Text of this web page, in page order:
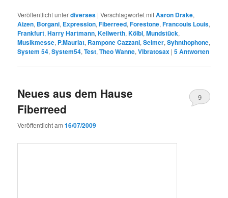
Veröffentlicht unterdiverses |Verschlagwortet mitAaron Drake,
Aizen, Borgani, Expression,Fiberreed,Forestone,Francouis Louis,
Frankfurt,Harry Hartmann,Keilwerth,Kölbl,Mundstück,
Musikmesse, P.Mauriat, Rampone Cazzani,Selmer,Syhnthophone,
System 54,System54,Test,Theo Wanne,Vibratosax |5Antworten
Neues aus dem Hause
Fiberreed
Veröffentlicht am16/07/2009
9